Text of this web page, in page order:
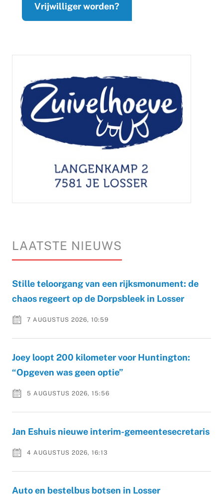
Vrijwilliger worden?
LAATSTE NIEUWS
Stille teloorgang van een rijksmonument: de
chaos regeert op de Dorpsbleek in Losser
7 AUGUSTUS 2026, 10:59
Joey loopt 200 kilometer voor Huntington:
“Opgeven was geen optie”
5 AUGUSTUS 2026, 15:56
Jan Eshuis nieuwe interim-gemeentesecretaris
4 AUGUSTUS 2026, 16:13
Auto en bestelbus botsen in Losser